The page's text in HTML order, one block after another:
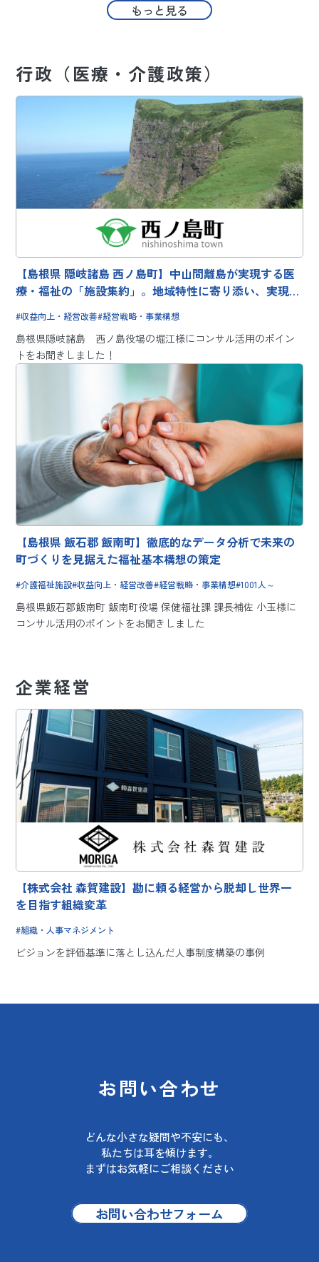
もっと見る
行政（医療・介護政策）
【島根県 隠岐諸島 西ノ島町】中山間離島が実現する医
療・福祉の「施設集約」。地域特性に寄り添い、実現を
徹底サポート
収益向上・経営改善 経営戦略・事業構想
島根県隠岐諸島 西ノ島役場の堀江様にコンサル活用のポイン
トをお聞きしました！
【島根県 飯石郡 飯南町】徹底的なデータ分析で未来の
町づくりを見据えた福祉基本構想の策定
介護福祉施設 収益向上・経営改善 経営戦略・事業構想 1001人～
島根県飯石郡飯南町 飯南町役場 保健福祉課 課長補佐 小玉様に
コンサル活用のポイントをお聞きしました
企業経営
【株式会社 森賀建設】勘に頼る経営から脱却し世界一
を目指す組織変革
組織・人事マネジメント
ビジョンを評価基準に落とし込んだ人事制度構築の事例
お問い合わせ
どんな小さな疑問や不安にも、
私たちは耳を傾けます。
まずはお気軽にご相談ください
お問い合わせフォーム